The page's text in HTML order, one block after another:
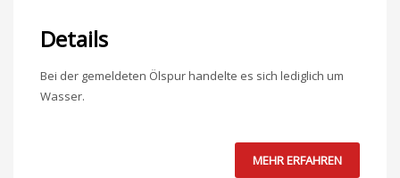
Details
Bei der gemeldeten Ölspur handelte es sich lediglich um
Wasser.
MEHR ERFAHREN